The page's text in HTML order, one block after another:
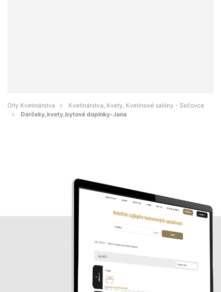
Orly Kvetinárstva
Kvetinárstva, Kvety, Kvetinové salóny - Sečovce
Darčeky,kvety,bytové doplnky-Jana